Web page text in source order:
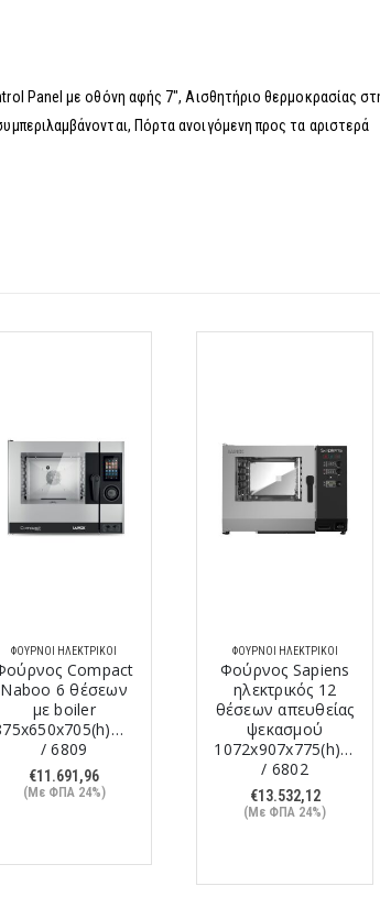
Panel με οθόνη αφής 7″, Αισθητήριο θερμοκρασίας
Πόρτα ανοιγόμενη προς τα αριστερά
ΦΟΎΡΝΟΙ ΗΛΕΚΤΡΙΚΟΊ
Compact
Naboo 6 θέσεων
με boiler
/ 6809
€11.691,96
(Με ΦΠΑ 24%)
ΦΟΎΡΝΟΙ ΗΛΕΚΤΡΙΚΟΊ
Φούρνος Sapiens
ηλεκτρικός 12
θέσεων απευθείας
ψεκασμού
1072x907x775(h)mm
/ 6802
€13.532,12
(Με ΦΠΑ 24%)